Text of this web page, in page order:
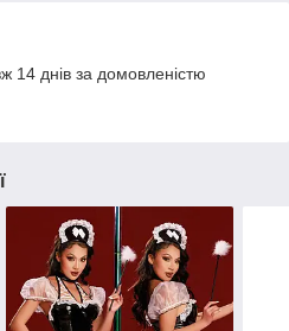
14 днів за домовленістю